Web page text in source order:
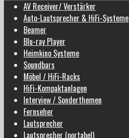
AV Receiver/ Verstärker
Auto-Lautsprecher & HiFi-Systeme
Beamer
Blu-ray Player
Heimkino Systeme
Soundbars
Möbel / HiFi-Racks
HiFi-Kompaktanlagen
Interview / Sonderthemen
Fernseher
Lautsprecher
Lautsprecher (portabel)